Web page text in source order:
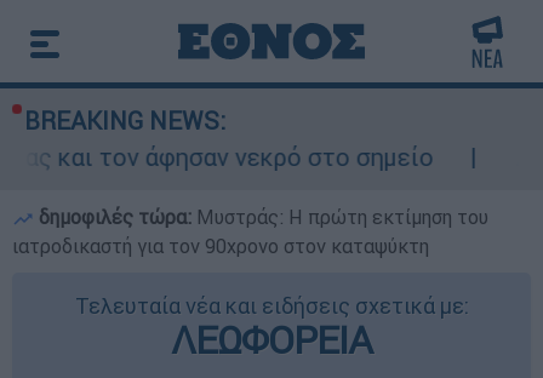
BREAKING NEWS:
νεκρό στο σημείο
Δίωξη για
δημοφιλές τώρα: Μυστράς: Η πρώτη εκτίμηση του
ιατροδικαστή για τον 90χρονο στον καταψύκτη
Τελευταία νέα και ειδήσεις σχετικά με:
ΛΕΩΦΟΡΕΙΑ